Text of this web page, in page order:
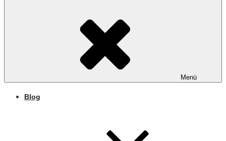
Menü
Blog